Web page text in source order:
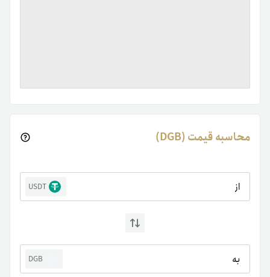
محاسبه قیمت (DGB)
از USDT
به DGB